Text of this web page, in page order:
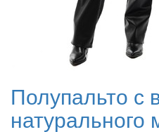
Полупальто с